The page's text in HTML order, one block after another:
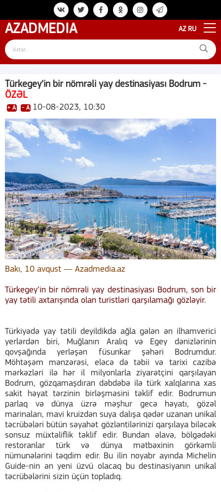
AZADMEDIA AZ RU
Türkegey’in bir nömrəli yay destinasiyası Bodrum -
ÖZƏL
+ A - A 10-08-2023, 10:30
Bakı, 10 avqust — Azadmedia.az
Türkegey’in bir nömrəli yay destinasiyası Bodrum, son bir
yay tətili axtarışında olan turistləri qarşılamağı gözləyir.
Türkiyədə yay tətili deyildikdə ağla gələn ən ilhamverici
yerlərdən biri, Muğlanın Aralıq və Egey dənizlərinin
qovşağında yerləşən füsunkar şəhəri Bodrumdur.
Möhtəşəm mənzərəsi, eləcə də təbii və tarixi cazibə
mərkəzləri ilə hər il milyonlarla ziyarətçini qarşılayan
Bodrum, gözqamaşdıran dəbdəbə ilə türk xalqlarına xas
sakit həyat tərzinin birləşməsini təklif edir. Bodrumun
parlaq və dünya üzrə məşhur gecə həyatı, gözəl
marinaları, mavi kruizdən suya dalışa qədər uzanan unikal
təcrübələri bütün səyahət gözləntilərinizi qarşılaya biləcək
sonsuz müxtəliflik təklif edir. Bundan əlavə, bölgədəki
restoranlar türk və dünya mətbəxinin görkəmli
nümunələrini təqdim edir. Bu ilin noyabr ayında Michelin
Guide-nin ən yeni üzvü olacaq bu destinasiyanın unikal
təcrübələrini sizin üçün topladıq.